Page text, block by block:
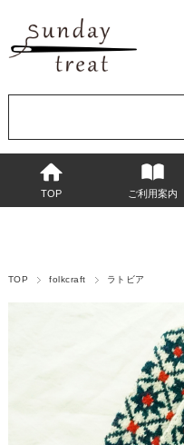
TOP ご利用案内
TOP folkcraft ラトビア